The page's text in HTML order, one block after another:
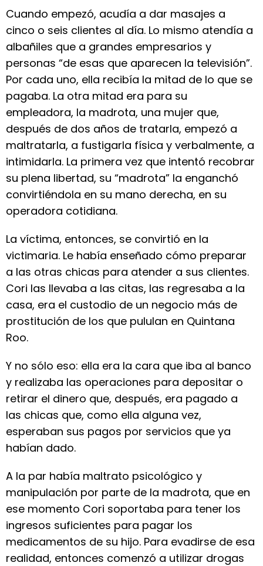
Cuando empezó, acudía a dar masajes a
cinco o seis clientes al día. Lo mismo atendía a
albañiles que a grandes empresarios y
personas “de esas que aparecen la televisión”.
Por cada uno, ella recibía la mitad de lo que se
pagaba. La otra mitad era para su
empleadora, la madrota, una mujer que,
después de dos años de tratarla, empezó a
maltratarla, a fustigarla física y verbalmente, a
intimidarla. La primera vez que intentó recobrar
su plena libertad, su “madrota” la enganchó
convirtiéndola en su mano derecha, en su
operadora cotidiana.
La víctima, entonces, se convirtió en la
victimaria. Le había enseñado cómo preparar
a las otras chicas para atender a sus clientes.
Cori las llevaba a las citas, las regresaba a la
casa, era el custodio de un negocio más de
prostitución de los que pululan en Quintana
Roo.
Y no sólo eso: ella era la cara que iba al banco
y realizaba las operaciones para depositar o
retirar el dinero que, después, era pagado a
las chicas que, como ella alguna vez,
esperaban sus pagos por servicios que ya
habían dado.
A la par había maltrato psicológico y
manipulación por parte de la madrota, que en
ese momento Cori soportaba para tener los
ingresos suficientes para pagar los
medicamentos de su hijo. Para evadirse de esa
realidad, entonces comenzó a utilizar drogas